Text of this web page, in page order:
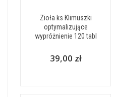
Zioła ks Klimuszki
optymalizujące
wypróżnienie 120 tabl
39,00 zł